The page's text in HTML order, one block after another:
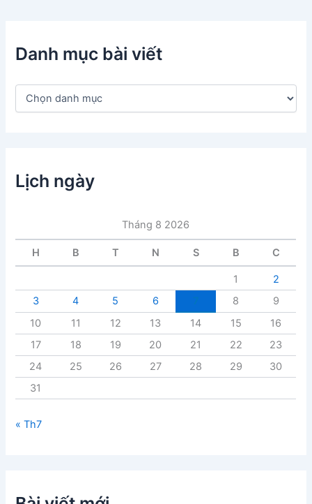
Danh mục bài viết
D
c
b
i
Lịch ngày
Tháng 8 2026
H B T N S B C
1
2
3
4 5 6 8
9
10
11 12 13 14 15
16
17
18 19 20 21 22
23
24
25 26 27 28 29
30
31
« Th7